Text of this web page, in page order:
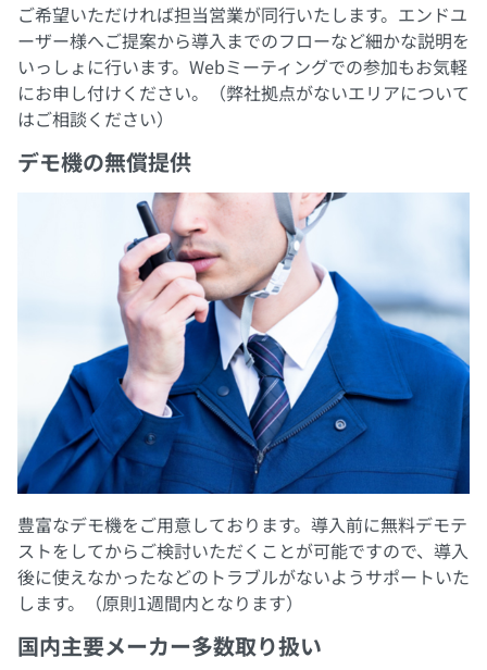
ご希望いただければ担当営業が同行いたします。エンドユ
ーザー様へご提案から導入までのフローなど細かな説明を
いっしょに行います。Webミーティングでの参加もお気軽
にお申し付けください。（弊社拠点がないエリアについて
はご相談ください）
デモ機の無償提供
豊富なデモ機をご用意しております。導入前に無料デモテ
ストをしてからご検討いただくことが可能ですので、導入
後に使えなかったなどのトラブルがないようサポートいた
します。（原則1週間内となります）
国内主要メーカー多数取り扱い